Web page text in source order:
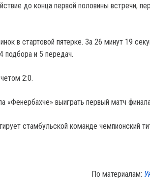
до конца первой половины встречи,
в стартовой пятерке. За 26 минут 19
подбора и 5 передач.
2:0.
«Фенербахче» выиграть первый матч
стамбульской команде чемпионский
По материалам: